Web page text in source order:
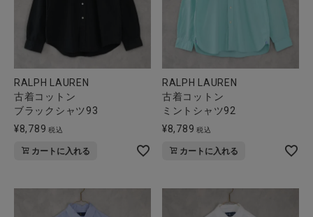
RALPH LAUREN
古着コットン
ブラックシャツ93
¥8,789 税込
カートに入れる
RALPH LAUREN
古着コットン
ミントシャツ92
¥8,789 税込
カートに入れる